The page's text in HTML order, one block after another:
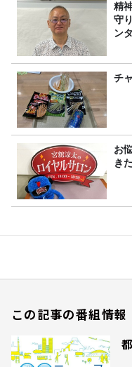
精
守
ン
チ
お
き
この記事の番組情報